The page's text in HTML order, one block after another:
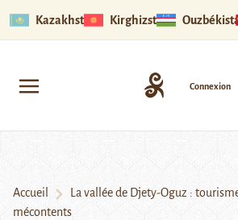
Kazakhstan Kirghizstan
Connexion
Accueil
La vallée de Djety-Oguz :
mécontents